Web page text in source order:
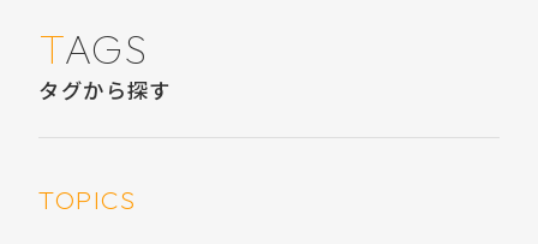
TAGS
タグから探す
TOPICS